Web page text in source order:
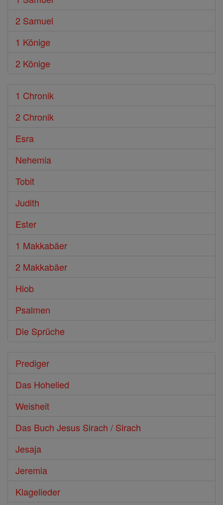
2 Samuel
1 Könige
2 Könige
1 Chronik
2 Chronik
Esra
Nehemia
Tobit
Judith
Ester
1 Makkabäer
2 Makkabäer
Hiob
Psalmen
Die Sprüche
Prediger
Das Hohelied
Weisheit
Das Buch Jesus Sirach / Sirach
Jesaja
Jeremia
Klagelieder